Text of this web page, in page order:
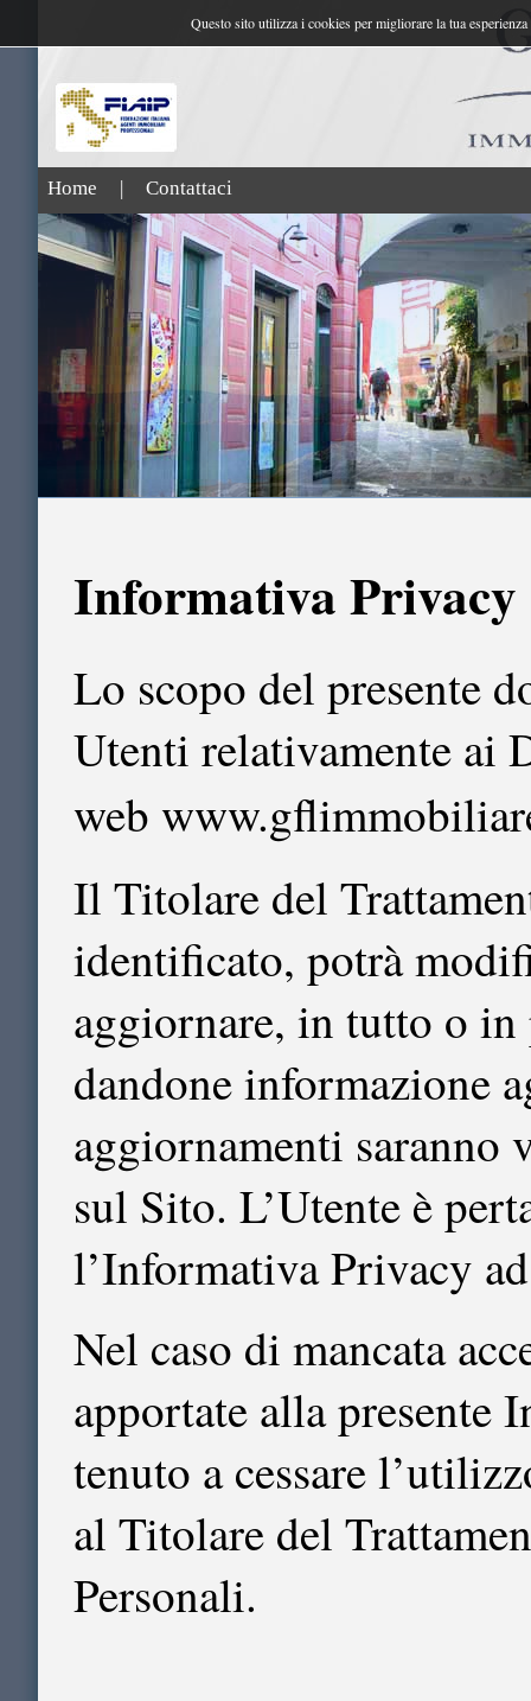
Questo sito utilizza i cookies per migliorare la tua
Home | Contattaci
Informativa Privacy
Lo scopo del presente
Utenti relativamente ai
web
Il Titolare del
identificato, potrà
aggiornare, in tutto o
dandone informazione
aggiornamenti saranno
sul Sito. L’Utente è
l’Informativa Privacy
Nel caso di mancata
apportate alla presente
tenuto a cessare
al Titolare del
Personali.